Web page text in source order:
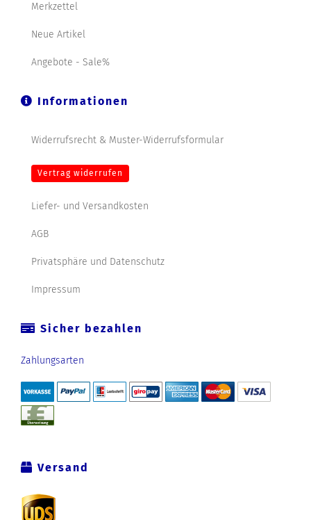
Merkzettel
Neue Artikel
Angebote - Sale%
Informationen
Widerrufsrecht & Muster-Widerrufsformular
Vertrag widerrufen
Liefer- und Versandkosten
AGB
Privatsphäre und Datenschutz
Impressum
Sicher bezahlen
Zahlungsarten
Versand